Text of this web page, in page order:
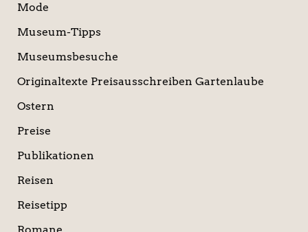
Mode
Museum-Tipps
Museumsbesuche
Originaltexte Preisausschreiben Gartenlaube
Ostern
Preise
Publikationen
Reisen
Reisetipp